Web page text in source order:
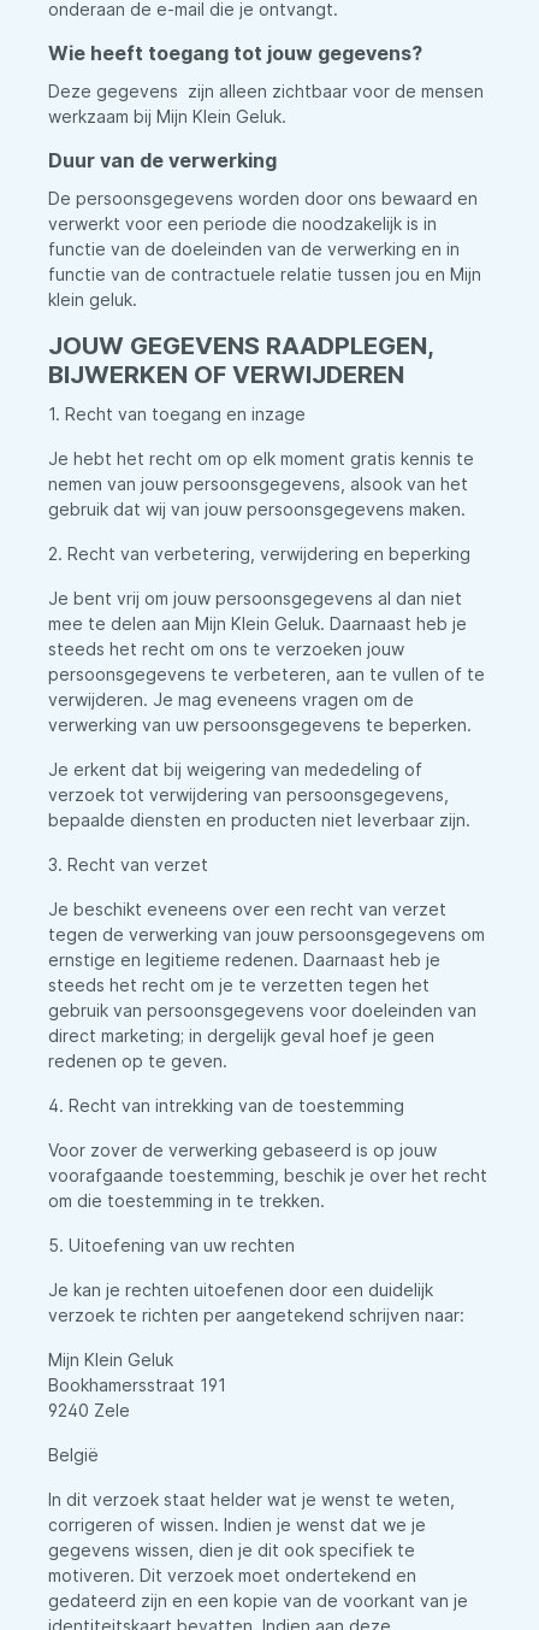
onderaan de e-mail die je ontvangt.
Wie heeft toegang tot jouw gegevens?
Deze gegevens zijn alleen zichtbaar voor de mensen
werkzaam bij Mijn Klein Geluk.
Duur van de verwerking
De persoonsgegevens worden door ons bewaard en
verwerkt voor een periode die noodzakelijk is in
functie van de doeleinden van de verwerking en in
functie van de contractuele relatie tussen jou en Mijn
klein geluk.
JOUW GEGEVENS RAADPLEGEN,
BIJWERKEN OF VERWIJDEREN
1. Recht van toegang en inzage
Je hebt het recht om op elk moment gratis kennis te
nemen van jouw persoonsgegevens, alsook van het
gebruik dat wij van jouw persoonsgegevens maken.
2. Recht van verbetering, verwijdering en beperking
Je bent vrij om jouw persoonsgegevens al dan niet
mee te delen aan Mijn Klein Geluk. Daarnaast heb je
steeds het recht om ons te verzoeken jouw
persoonsgegevens te verbeteren, aan te vullen of te
verwijderen. Je mag eveneens vragen om de
verwerking van uw persoonsgegevens te beperken.
Je erkent dat bij weigering van mededeling of
verzoek tot verwijdering van persoonsgegevens,
bepaalde diensten en producten niet leverbaar zijn.
3. Recht van verzet
Je beschikt eveneens over een recht van verzet
tegen de verwerking van jouw persoonsgegevens om
ernstige en legitieme redenen. Daarnaast heb je
steeds het recht om je te verzetten tegen het
gebruik van persoonsgegevens voor doeleinden van
direct marketing; in dergelijk geval hoef je geen
redenen op te geven.
4. Recht van intrekking van de toestemming
Voor zover de verwerking gebaseerd is op jouw
voorafgaande toestemming, beschik je over het recht
om die toestemming in te trekken.
5. Uitoefening van uw rechten
Je kan je rechten uitoefenen door een duidelijk
verzoek te richten per aangetekend schrijven naar:
Mijn Klein Geluk
Bookhamersstraat 191
9240 Zele
België
In dit verzoek staat helder wat je wenst te weten,
corrigeren of wissen. Indien je wenst dat we je
gegevens wissen, dien je dit ook specifiek te
motiveren. Dit verzoek moet ondertekend en
gedateerd zijn en een kopie van de voorkant van je
identiteitskaart bevatten. Indien aan deze